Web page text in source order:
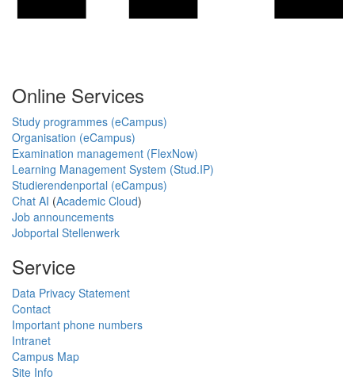
Online Services
Study programmes (eCampus)
Organisation (eCampus)
Examination management (FlexNow)
Learning Management System (Stud.IP)
Studierendenportal (eCampus)
Chat AI (Academic Cloud)
Job announcements
Jobportal Stellenwerk
Service
Data Privacy Statement
Contact
Important phone numbers
Intranet
Campus Map
Site Info